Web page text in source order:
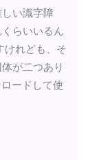
い識字障
らいいるん
けれども、そ
が二つあり
ードして使